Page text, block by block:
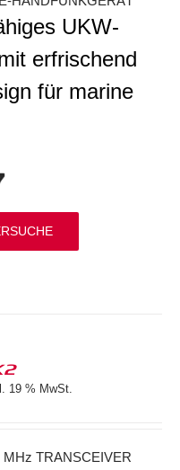
UKW-
erfrischend
für marine
19 % MwSt.
MHz TRANSCEIVER